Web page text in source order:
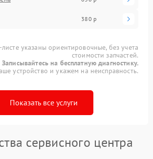
380 р
указаны ориентировочные, без учета
стоимости запчастей.
Записывайтесь на бесплатную диагностику.
устройство и укажем на неисправность.
Показать все услуги
сервисного центра